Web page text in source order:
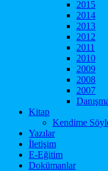
2015
2014
2013
2012
2011
2010
2009
2008
2007
Kitap
Kendime
Yazılar
İletişim
E-Eğitim
Dokümanlar